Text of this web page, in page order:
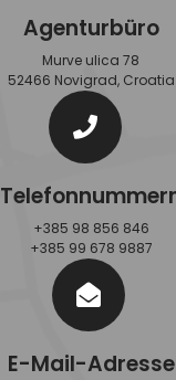
Agenturbüro
Murve ulica 78
52466 Novigrad, Croatia
+385 98 856 846
+385 99 678 9887
E-Mail-Adresse